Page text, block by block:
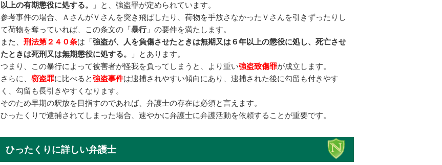
以上の有期懲役に処する。
」と、強盗罪が定められています。
参考事件の場合、ＡさんがＶさんを突き飛ばしたり、荷物を手放さなかったＶさんを引きずったりし
て荷物を奪っていれば、この条文の「暴行」の要件を満たします。
また、 刑法第２４０条は「強盗が、人を負傷させたときは無期又は６年以上の懲役に処し、死亡させ
たときは死刑又は無期懲役に処する。
」とあります。
つまり、この暴行によって被害者が怪我を負ってしまうと、より重い強盗致傷罪が成立します。
さらに、 窃盗罪に比べると強盗事件は逮捕されやすい傾向にあり、逮捕された後に勾留も付きやす
く、勾留も長引きやすくなります。
そのため早期の釈放を目指すのであれば、弁護士の存在は必須と言えます。
ひったくりで逮捕されてしまった場合、速やかに弁護士に弁護活動を依頼することが重要です。
ひったくりに詳しい弁護士